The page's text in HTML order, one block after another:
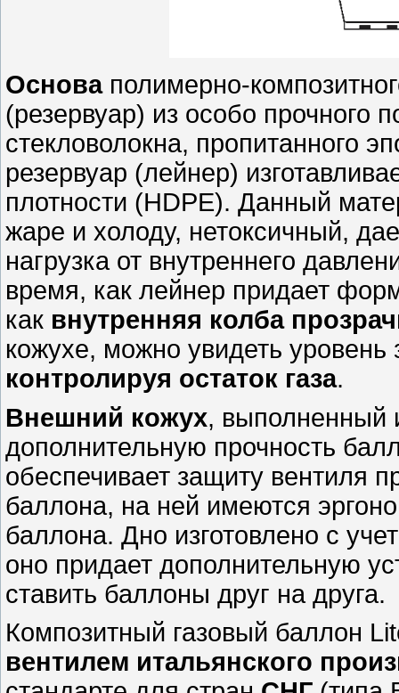
Основаполимерно-
(резервуар) из особо прочного
стекловолокна, пропитанного
резервуар (лейнер)
плотности (HDPE). Данный
жаре и холоду, нетоксичный,
нагрузка от внутреннего
время, как лейнер придает
как внутренняя колба
кожухе, можно увидеть
контролируя остаток газа.
Внешний кожух, выполненный
дополнительную прочность
обеспечивает защиту вентиля
баллона, на ней имеются
баллона. Дно изготовлено с
оно придает дополнительную
ставить баллоны друг на друга.
Композитный газовый баллон
вентилем итальянского